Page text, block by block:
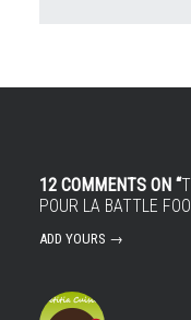
12 COMMENTS ON “
POUR LA BATTLE
ADD YOURS →